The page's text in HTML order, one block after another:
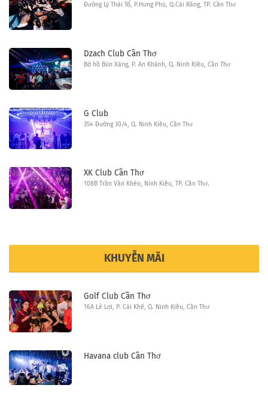
Đường Lý Thái Tổ, P.Hưng Phú, Q.Cái Răng, TP. Cần Thơ
Dzach Club Cần Thơ
Bờ hồ Bún Xáng, P. An Khánh, Q. Ninh Kiều, Cần Thơ
G Club
354 Đường 30/4, Q. Ninh Kiều, Cần Thơ
XK Club Cần Thơ
108B Trần Văn Khéo, Ninh Kiều, TP. Cần Thơ.
KHUYỄN MÃI
Golf Club Cần Thơ
16A Lê Lợi, P. Cái Khế, Q. Ninh Kiều, Cần Thơ
Havana club Cần Thơ